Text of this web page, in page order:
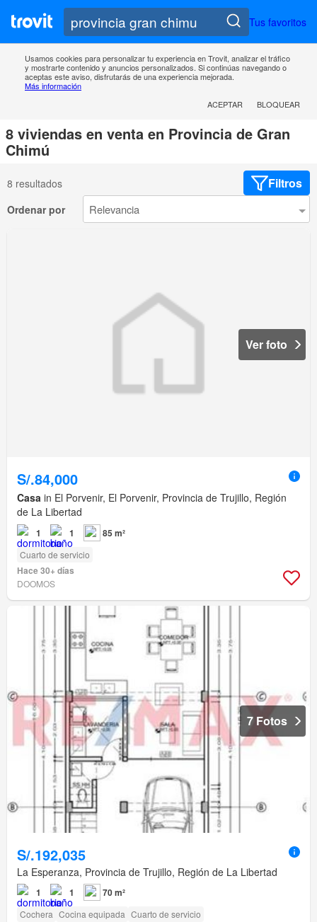
Tus favoritos
Usamos cookies para personalizar tu experiencia en Trovit, analizar el tráfico
y mostrarte contenido y anuncios personalizados. Si continúas navegando o
aceptas este aviso, disfrutarás de una experiencia mejorada.
Más información
ACEPTAR
BLOQUEAR
8 viviendas en venta en Provincia de Gran
Chimú
8 resultados Filtros
Ordenar por
Ver foto
S/.84,000
Casa in El Porvenir, El Porvenir, Provincia de Trujillo, Región
de La Libertad
1 1 85 m²
Cuarto de servicio
Hace 30+ días
DOOMOS
7 Fotos
S/.192,035
La Esperanza, Provincia de Trujillo, Región de La Libertad
1 1 70 m²
Cochera Cocina equipada Cuarto de servicio